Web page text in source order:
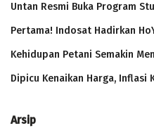
Untan Resmi Buka Program
Pertama! Indosat Hadirkan
Kehidupan Petani Semakin
Dipicu Kenaikan Harga, Inflasi
Arsip